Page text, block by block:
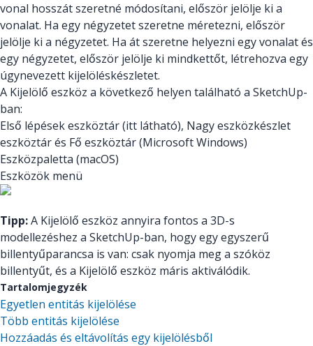
vonal hosszát szeretné módosítani, először jelölje ki a
vonalat. Ha egy négyzetet szeretne méretezni, először
jelölje ki a négyzetet. Ha át szeretne helyezni egy vonalat és
egy négyzetet, először jelölje ki mindkettőt, létrehozva egy
úgynevezett kijelöléskészletet.
A Kijelölő eszköz a következő helyen található a SketchUp-
ban:
Első lépések eszköztár (itt látható), Nagy eszközkészlet
eszköztár és Fő eszköztár (Microsoft Windows)
Eszközpaletta (macOS)
Eszközök menü
Tipp:A Kijelölő eszköz annyira fontos a 3D-s
modellezéshez a SketchUp-ban, hogy egy egyszerű
billentyűparancsa is van: csak nyomja meg a szóköz
billentyűt, és a Kijelölő eszköz máris aktiválódik.
Tartalomjegyzék
Egyetlen entitás kijelölése
Több entitás kijelölése
Hozzáadás és eltávolítás egy kijelölésből